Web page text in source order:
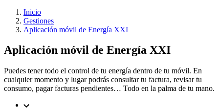
Inicio
Gestiones
Aplicación móvil de Energía XXI
Aplicación móvil de Energía XXI
Puedes tener todo el control de tu energía dentro de tu móvil. En
cualquier momento y lugar podrás consultar tu factura, revisar tu
consumo, pagar facturas pendientes… Todo en la palma de tu mano.